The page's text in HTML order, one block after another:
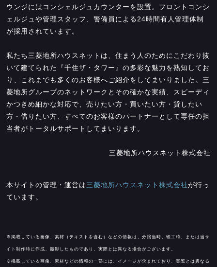
ウンジにはコンシェルジュカウンターを設置。フロントコンシ
ェルジュや管理スタッフ、警備員による24時間有人管理体制
が採用されています。
私たち三菱地所ハウスネットは、住まう人のためにこだわり抜
いて建てられた『千住ザ・タワー』の多彩な魅力を熟知してお
り、これまでも多くのお客様へご紹介をしてまいりました。三
菱地所グループのネットワークとその確かな実績、スピーディ
かつきめ細かな対応で、売りたい方・買いたい方・貸したい
方・借りたい方、すべてのお客様のパートナーとして専任の担
当者がトータルサポートしてまいります。
三菱地所ハウスネット株式会社
本サイトの管理・運営は三菱地所ハウスネット株式会社が行っ
ています。
※掲載している画像、素材（テキストを含む）などの情報は、分譲当時、竣工時、または当サ
イト制作時に作成、撮影したものであり、実際とは異なる場合がございます。
※掲載している画像、素材などの情報の一部には、イメージが含まれており、実際とは異なる